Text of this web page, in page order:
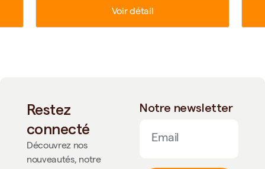
Voir détail
Restez
connecté
Découvrez nos
nouveautés, notre
Notre newsletter